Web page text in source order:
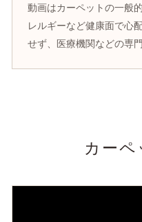
動画はカーペットの一般
レルギーなど健康面で心
せず、医療機関などの専
カーペ